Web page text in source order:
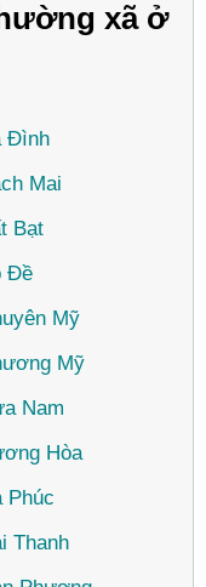
xã ở
Đình
Mai
Bạt
Đề
Mỹ
Mỹ
Nam
Hòa
Phúc
Thanh